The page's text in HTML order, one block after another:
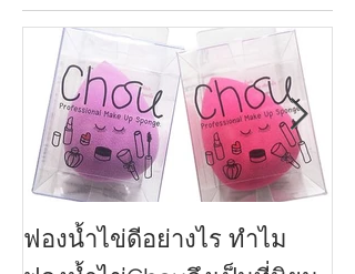
ฟองน้ำไข่ดีอย่างไร ทำไม